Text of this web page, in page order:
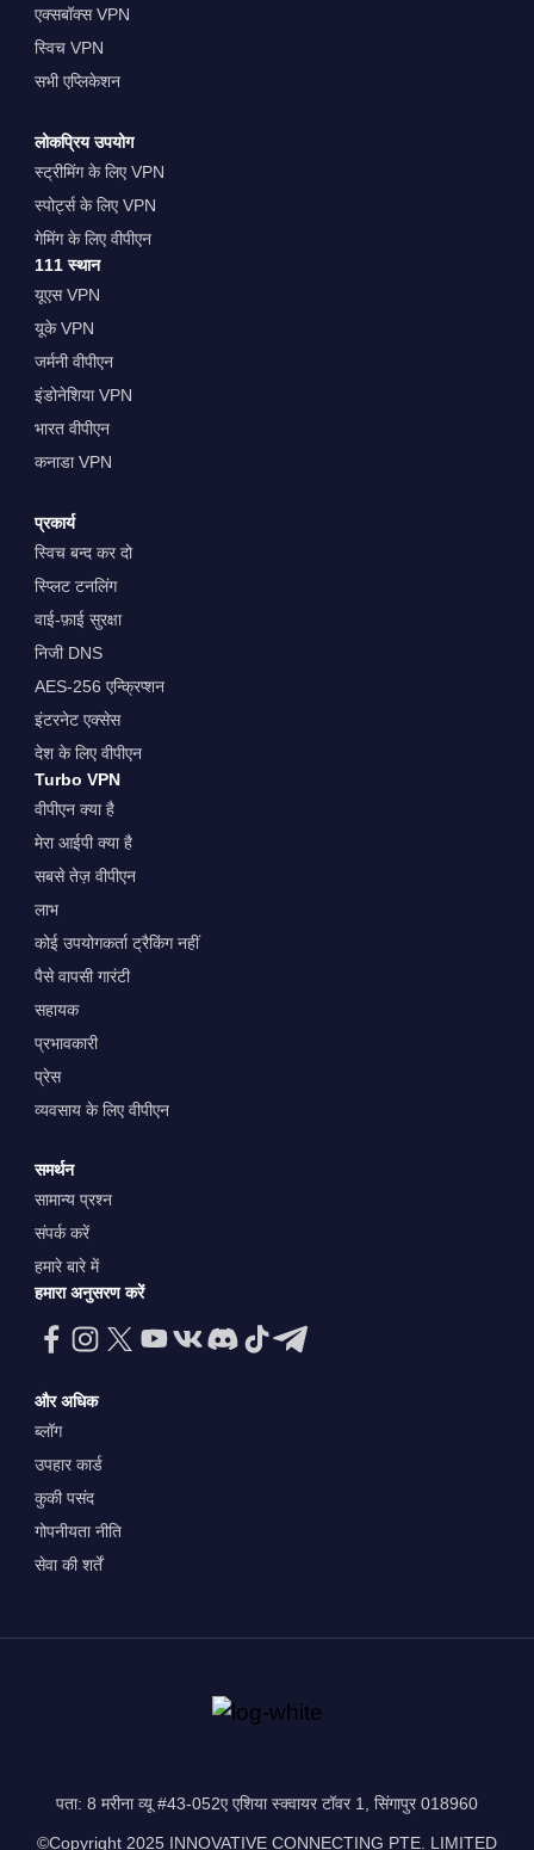
एक्सबॉक्स VPN
स्विच VPN
सभी एप्लिकेशन
लोकप्रिय उपयोग
स्ट्रीमिंग के लिए VPN
स्पोर्ट्स के लिए VPN
गेमिंग के लिए वीपीएन
111 स्थान
यूएस VPN
यूके VPN
जर्मनी वीपीएन
इंडोनेशिया VPN
भारत वीपीएन
कनाडा VPN
प्रकार्य
स्विच बन्द कर दो
स्प्लिट टनलिंग
वाई-फ़ाई सुरक्षा
निजी DNS
AES-256 एन्क्रिप्शन
इंटरनेट एक्सेस
देश के लिए वीपीएन
Turbo VPN
वीपीएन क्या है
मेरा आईपी क्या है
सबसे तेज़ वीपीएन
लाभ
कोई उपयोगकर्ता ट्रैकिंग नहीं
पैसे वापसी गारंटी
सहायक
प्रभावकारी
प्रेस
व्यवसाय के लिए वीपीएन
समर्थन
सामान्य प्रश्न
संपर्क करें
हमारे बारे में
हमारा अनुसरण करें
और अधिक
ब्लॉग
उपहार कार्ड
कुकी पसंद
गोपनीयता नीति
सेवा की शर्तें
पता: 8 मरीना व्यू #43-052ए एशिया स्क्वायर टॉवर 1, सिंगापुर 018960
©Copyright 2025 INNOVATIVE CONNECTING PTE. LIMITED